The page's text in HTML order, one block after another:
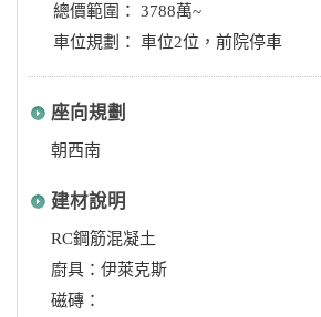
總價範圍： 3788萬~
車位規劃： 車位2位，前院停車
座向規劃
朝西南
建材說明
RC鋼筋混凝土
廚具：伊萊克斯
磁磚：